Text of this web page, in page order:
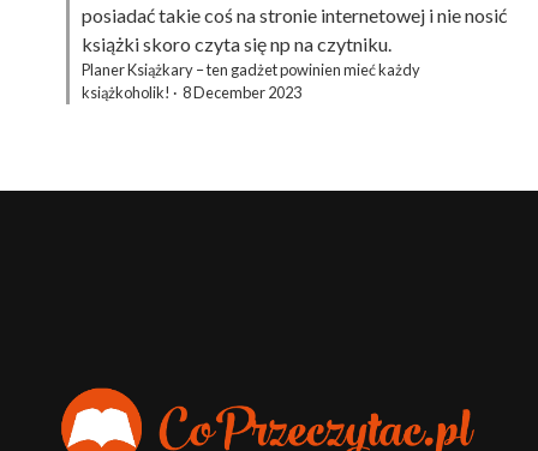
posiadać takie coś na stronie internetowej i nie nosić
książki skoro czyta się np na czytniku.
Planer Książkary – ten gadżet powinien mieć każdy
książkoholik! · 8 December 2023